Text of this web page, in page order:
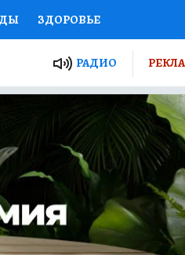
ЗДОРОВЬЕ
РОССИИ
ПУТЕВОДИТЕЛЬ
ЖЕЛЕЗА ТУРИЗМ
У НАС ГИД
РАДИО